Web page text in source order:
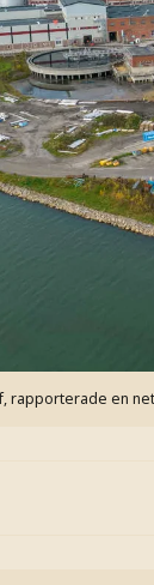
rapporterade en